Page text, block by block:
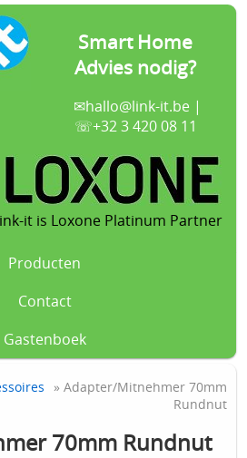
Smart Home
Advies nodig?
✉hallo@link-it.be|
☏+32 3 420 08 11
it is Loxone Platinum Partner
Producten
Contact
Gastenboek
» Adapter/Mitnehmer 70mm
Rundnut
70mm Rundnut